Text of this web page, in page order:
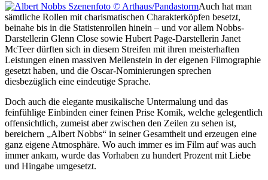
Auch hat man
sämtliche Rollen mit charismatischen Charakterköpfen besetzt,
beinahe bis in die Statistenrollen hinein – und vor allem Nobbs-
Darstellerin Glenn Close sowie Hubert Page-Darstellerin Janet
McTeer dürften sich in diesem Streifen mit ihren meisterhaften
Leistungen einen massiven Meilenstein in der eigenen Filmographie
gesetzt haben, und die Oscar-Nominierungen sprechen
diesbezüglich eine eindeutige Sprache.
Doch auch die elegante musikalische Untermalung und das
feinfühlige Einbinden einer feinen Prise Komik, welche gelegentlich
offensichtlich, zumeist aber zwischen den Zeilen zu sehen ist,
bereichern „Albert Nobbs“ in seiner Gesamtheit und erzeugen eine
ganz eigene Atmosphäre. Wo auch immer es im Film auf was auch
immer ankam, wurde das Vorhaben zu hundert Prozent mit Liebe
und Hingabe umgesetzt.